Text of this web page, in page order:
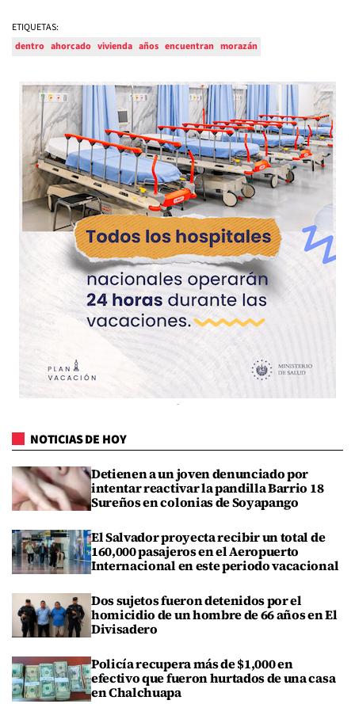
ETIQUETAS:
dentro ahorcado vivienda años encuentran morazán
NOTICIAS DE HOY
Detienen a un joven denunciado por
intentar reactivar la pandilla Barrio 18
Sureños en colonias de Soyapango
El Salvador proyecta recibir un total de
160,000 pasajeros en el Aeropuerto
Internacional en este periodo vacacional
Dos sujetos fueron detenidos por el
homicidio de un hombre de 66 años en El
Divisadero
Policía recupera más de $1,000 en
efectivo que fueron hurtados de una casa
en Chalchuapa